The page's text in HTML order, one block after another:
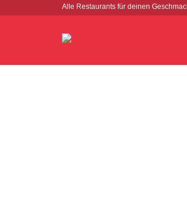
Alle Restaurants für deinen